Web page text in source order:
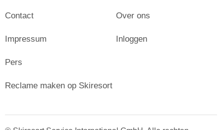
Contact
Impressum
Pers
Over ons
Inloggen
Reclame maken op Skiresort